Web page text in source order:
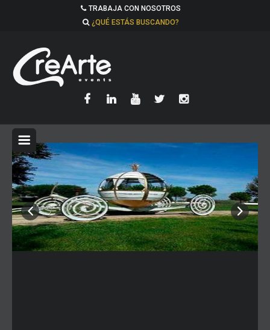
TRABAJA CON NOSOTROS
¿QUÉ ESTÁS BUSCANDO?